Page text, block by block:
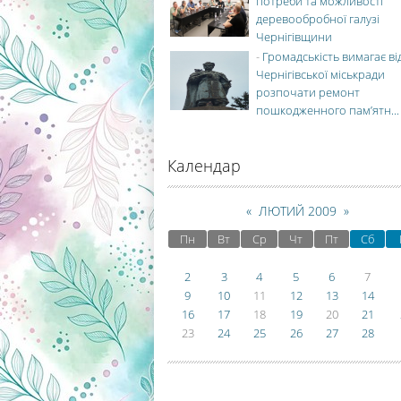
деревообробної галузі
Чернігівщини
- Громадськість вимагає
Чернігівської міськради
розпочати ремонт
пошкодженного пам’ятн...
Календар
« ЛЮТИЙ 2009 »
Пн Вт Ср Чт Пт Сб
2
3 4 5 6 7
9
10 11 12 13 14
16
17 18 19 20 21
23
24 25 26 27 28